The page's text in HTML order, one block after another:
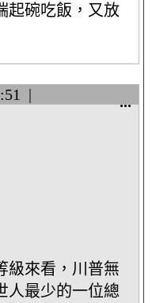
起碗吃飯，又放
區
塊
級來看，川普無
人最少的一位總
...顯